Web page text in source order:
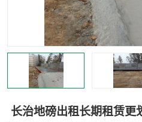
长治地磅出租长期租赁更
撕碎机
塑料撕碎机